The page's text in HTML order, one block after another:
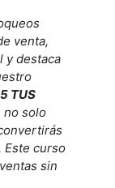
venta,
y destaca
TUS
no solo
Este curso
sin